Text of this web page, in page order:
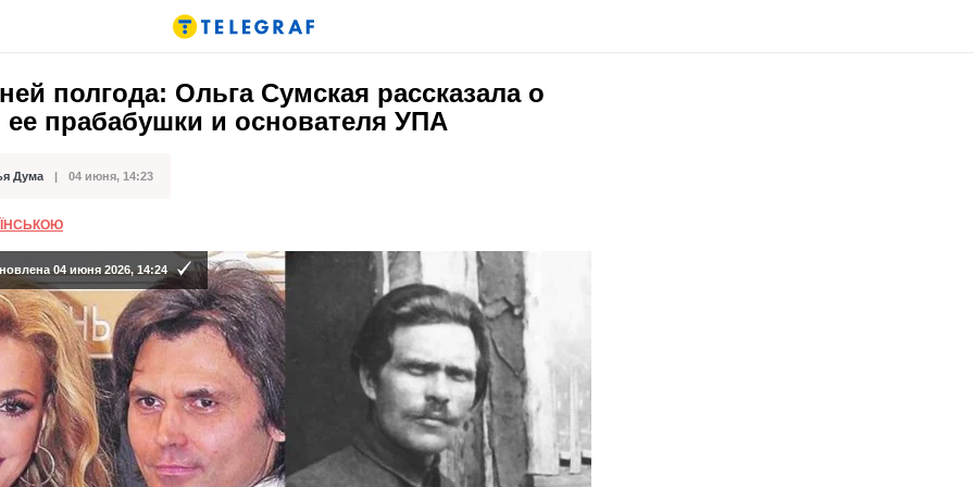
полгода: Ольга Сумская рассказала о
прабабушки и основателя УПА
Дума 04 июня, 14:23
04 июня 2026, 14:24